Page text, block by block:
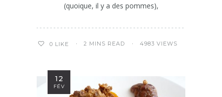
(quoique, il y a des pommes),
0 LIKE 2 MINS READ 4983 VIEWS
12
FÉV